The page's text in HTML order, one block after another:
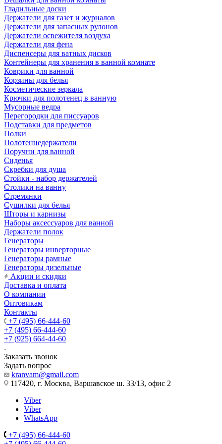
Гладильные доски
Держатели для газет и журналов
Держатели для запасных рулонов
Держатели освежителя воздуха
Держатели для фена
Диспенсеры для ватных дисков
Контейнеры для хранения в ванной комнате
Коврики для ванной
Корзины для белья
Косметические зеркала
Крючки для полотенец в ванную
Мусорные ведра
Перегородки для писсуаров
Подставки для предметов
Полки
Полотенцедержатели
Поручни для ванной
Сиденья
Скребки для душа
Стойки - набор держателей
Столики на ванну
Стремянки
Сушилки для белья
Шторы и карнизы
Наборы аксессуаров для ванной
Держатели полок
Генераторы
Генераторы инверторные
Генераторы рамные
Генераторы дизельные
Акции и скидки
Доставка и оплата
О компании
Оптовикам
Контакты
+7 (495) 66-444-60
+7 (495) 66-444-60
+7 (925) 664-44-60
Заказать звонок
Задать вопрос
kranvam@gmail.com
117420, г. Москва, Варшавское ш. 33/13, офис 2
Viber
Viber
WhatsApp
+7 (495) 66-444-60